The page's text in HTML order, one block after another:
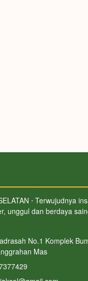
⋅ Terwujudnya
unggul dan berdaya
No.1 Komplek
Mas